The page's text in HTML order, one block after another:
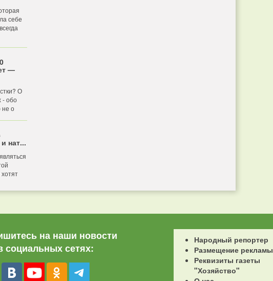
себе
—
О
- обо
не о
нат...
на наши новости
социальных сетях:
Народный репортер
Размещение рекламы
Реквизиты газеты
"Хозяйство"